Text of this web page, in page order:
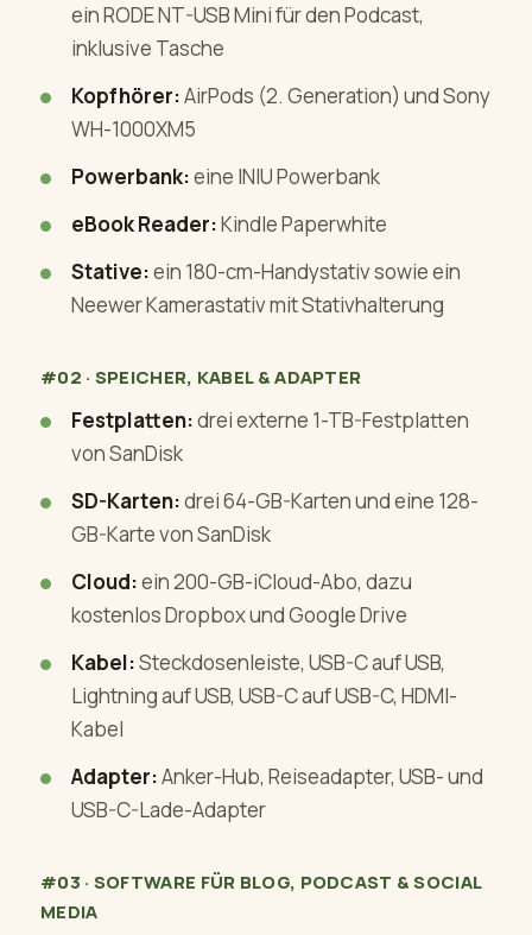
ein RODE NT-USB Mini für den Podcast,
inklusive Tasche
Kopfhörer:AirPods (2. Generation) und Sony
WH-1000XM5
Powerbank:eine INIU Powerbank
eBook Reader:Kindle Paperwhite
Stative:ein 180-cm-Handystativ sowie ein
Neewer Kamerastativ mit Stativhalterung
#02 · SPEICHER, KABEL & ADAPTER
Festplatten:drei externe 1-TB-Festplatten
von SanDisk
SD-Karten:drei 64-GB-Karten und eine 128-
GB-Karte von SanDisk
Cloud:ein 200-GB-iCloud-Abo, dazu
kostenlos Dropbox und Google Drive
Kabel:Steckdosenleiste, USB-C auf USB,
Lightning auf USB, USB-C auf USB-C, HDMI-
Kabel
Adapter:Anker-Hub, Reiseadapter, USB- und
USB-C-Lade-Adapter
#03 · SOFTWARE FÜR BLOG, PODCAST & SOCIAL
MEDIA